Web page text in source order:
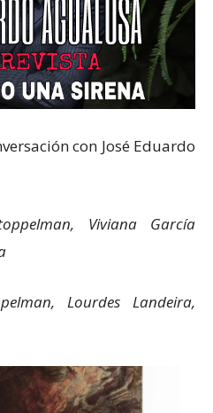
con José Eduardo
Viviana García
Lourdes Landeira,